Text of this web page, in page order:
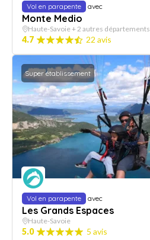
Vol en parapente avec
Monte Medio
Haute-Savoie + 2 autres départements
4.7 22 avis
Super établissement
Vol en parapente avec
Les Grands Espaces
Haute-Savoie
5.0 5 avis